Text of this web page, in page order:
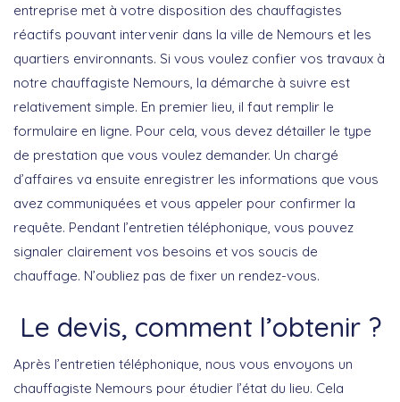
entreprise met à votre disposition des chauffagistes
réactifs pouvant intervenir dans la ville de Nemours et les
quartiers environnants. Si vous voulez confier vos travaux à
notre chauffagiste Nemours, la démarche à suivre est
relativement simple. En premier lieu, il faut remplir le
formulaire en ligne. Pour cela, vous devez détailler le type
de prestation que vous voulez demander. Un chargé
d’affaires va ensuite enregistrer les informations que vous
avez communiquées et vous appeler pour confirmer la
requête. Pendant l’entretien téléphonique, vous pouvez
signaler clairement vos besoins et vos soucis de
chauffage. N’oubliez pas de fixer un rendez-vous.
Le devis, comment l’obtenir ?
Après l’entretien téléphonique, nous vous envoyons un
chauffagiste Nemours pour étudier l’état du lieu. Cela